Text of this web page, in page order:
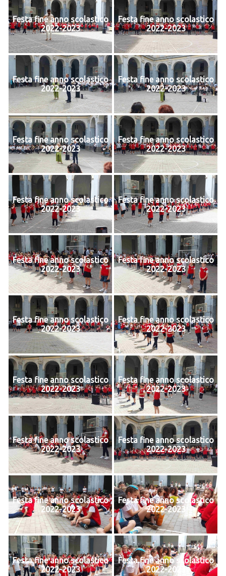
Festa fine anno scolastico
2022-2023
Festa fine anno scolastico
2022-2023
Festa fine anno scolastico
2022-2023
Festa fine anno scolastico
2022-2023
Festa fine anno scolastico
2022-2023
Festa fine anno scolastico
2022-2023
Festa fine anno scolastico
2022-2023
Festa fine anno scolastico
2022-2023
Festa fine anno scolastico
2022-2023
Festa fine anno scolastico
2022-2023
Festa fine anno scolastico
2022-2023
Festa fine anno scolastico
2022-2023
Festa fine anno scolastico
2022-2023
Festa fine anno scolastico
2022-2023
Festa fine anno scolastico
2022-2023
Festa fine anno scolastico
2022-2023
Festa fine anno scolastico
2022-2023
Festa fine anno scolastico
2022-2023
Festa fine anno scolastico
2022-2023
Festa fine anno scolastico
2022-2023